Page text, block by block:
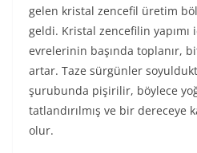
gelen kristal zencefil üretim
geldi. Kristal zencefilin
evrelerinin başında toplanır,
artar. Taze sürgünler
şurubunda pişirilir, böylece
tatlandırılmış ve bir dereceye
olur.